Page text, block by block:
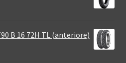
B 16 72H TL (anteriore)